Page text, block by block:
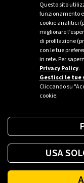
Questo sito
funzionamento e
cookie analitici
migliorare
di profilazione
con le tue
in rete. Per
Privacy Policy.
Gestisci le tue
Cliccando su
cookie.
USA
Contatti
Ufficio